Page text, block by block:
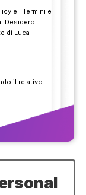
e iTermini e
Desidero
di Luca
il relativo